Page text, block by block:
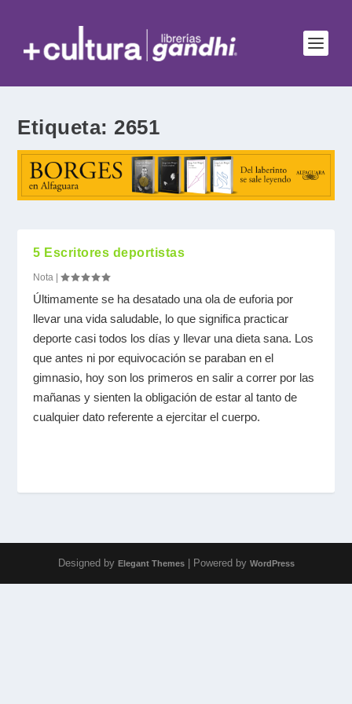
Etiqueta: 2651
5 Escritores deportistas
Nota |
Últimamente se ha desatado una ola de euforia por
llevar una vida saludable, lo que significa practicar
deporte casi todos los días y llevar una dieta sana. Los
que antes ni por equivocación se paraban en el
gimnasio, hoy son los primeros en salir a correr por las
mañanas y sienten la obligación de estar al tanto de
cualquier dato referente a ejercitar el cuerpo.
Designed by Elegant Themes| Powered by WordPress